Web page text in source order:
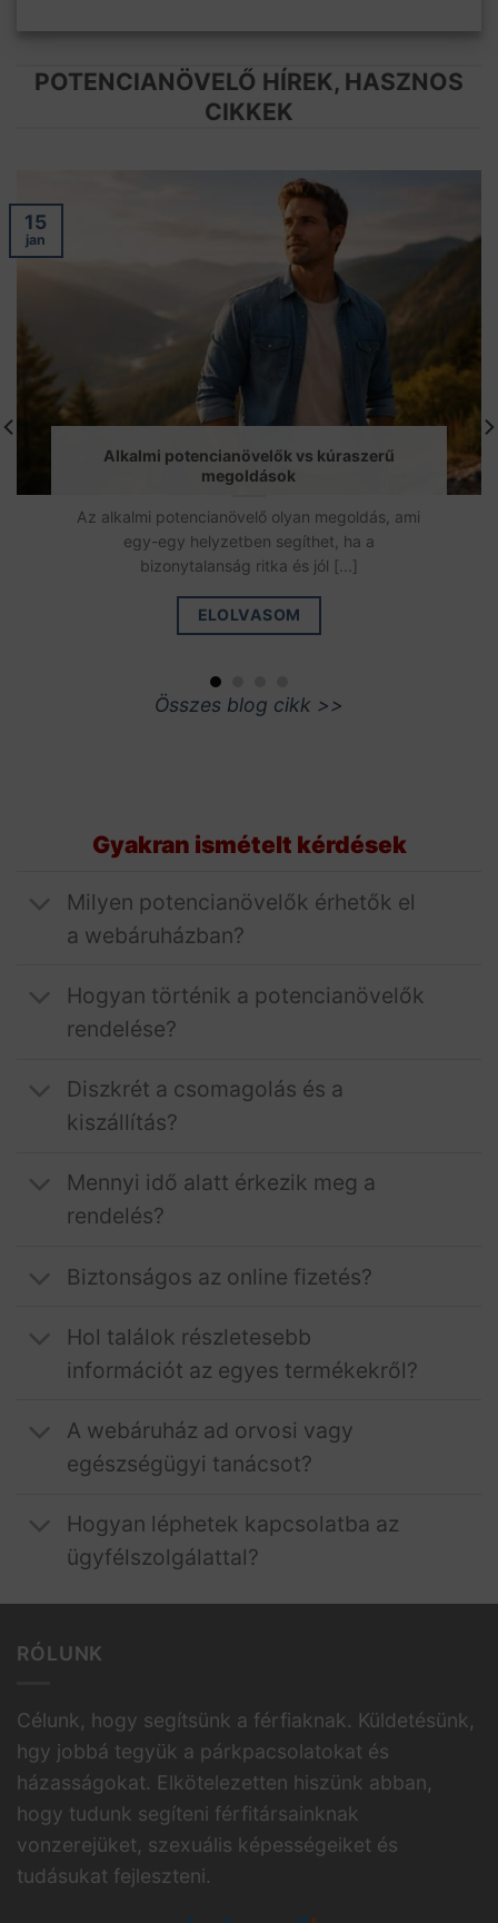
POTENCIANÖVELŐ HÍREK, HASZNOS
CIKKEK
Alkalmi potencianövelők vs kúraszerű
megoldások
Az alkalmi potencianövelő olyan megoldás, ami
egy-egy helyzetben segíthet, ha a
bizonytalanság ritka és jól [...]
ELOLVASOM
15
jan
Összes blog cikk >>
Gyakran ismételt kérdések
Milyen potencianövelők érhetők el
a webáruházban?
Hogyan történik a potencianövelők
rendelése?
Diszkrét a csomagolás és a
kiszállítás?
Mennyi idő alatt érkezik meg a
rendelés?
Biztonságos az online fizetés?
Hol találok részletesebb
információt az egyes termékekről?
A webáruház ad orvosi vagy
egészségügyi tanácsot?
Hogyan léphetek kapcsolatba az
ügyfélszolgálattal?
RÓLUNK
Célunk, hogy segítsünk a férfiaknak. Küldetésünk,
hgy jobbá tegyük a párkpacsolatokat és
házasságokat. Elkötelezetten hiszünk abban,
hogy tudunk segíteni férfitársainknak
vonzerejüket, szexuális képességeiket és
tudásukat fejleszteni.